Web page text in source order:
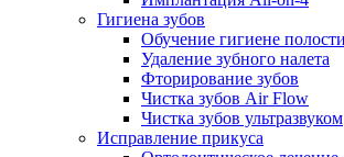
Гигиена зубов
Обучение гигиене
Удаление зубного налета
Фторирование зубов
Чистка зубов Air Flow
Чистка зубов ультразвуком
Исправление прикуса